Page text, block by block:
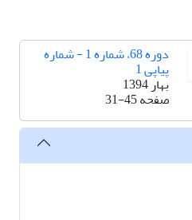
دوره 68، شماره 1 - شماره
پیاپی 1
بهار 1394
صفحه31-45